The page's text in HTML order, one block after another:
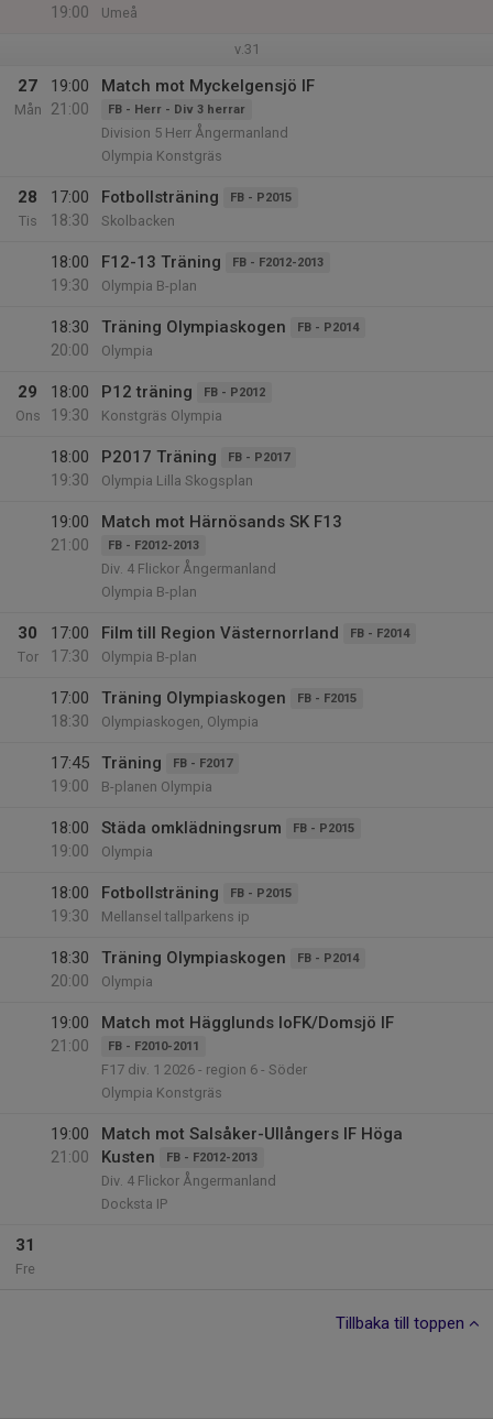
19:00
Umeå
v.31
27
Mån
19:00
21:00
Match mot Myckelgensjö IF
FB - Herr - Div 3 herrar
Division 5 Herr Ångermanland
Olympia Konstgräs
28
Tis
17:00
18:30
Fotbollsträning FB - P2015
Skolbacken
18:00
19:30
F12-13 Träning FB - F2012-2013
Olympia B-plan
18:30
20:00
Träning Olympiaskogen FB - P2014
Olympia
29
Ons
18:00
19:30
P12 träning FB - P2012
Konstgräs Olympia
18:00
19:30
P2017 Träning FB - P2017
Olympia Lilla Skogsplan
19:00
21:00
Match mot Härnösands SK F13
FB - F2012-2013
Div. 4 Flickor Ångermanland
Olympia B-plan
30
Tor
17:00
17:30
Film till Region Västernorrland FB - F2014
Olympia B-plan
17:00
18:30
Träning Olympiaskogen FB - F2015
Olympiaskogen, Olympia
17:45
19:00
Träning FB - F2017
B-planen Olympia
18:00
19:00
Städa omklädningsrum FB - P2015
Olympia
18:00
19:30
Fotbollsträning FB - P2015
Mellansel tallparkens ip
18:30
20:00
Träning Olympiaskogen FB - P2014
Olympia
19:00
21:00
Match mot Hägglunds IoFK/Domsjö IF
FB - F2010-2011
F17 div. 1 2026 - region 6 - Söder
Olympia Konstgräs
19:00
21:00
Match mot Salsåker-Ullångers IF Höga
Kusten
FB - F2012-2013
Div. 4 Flickor Ångermanland
Docksta IP
31
Fre
Tillbaka till toppen